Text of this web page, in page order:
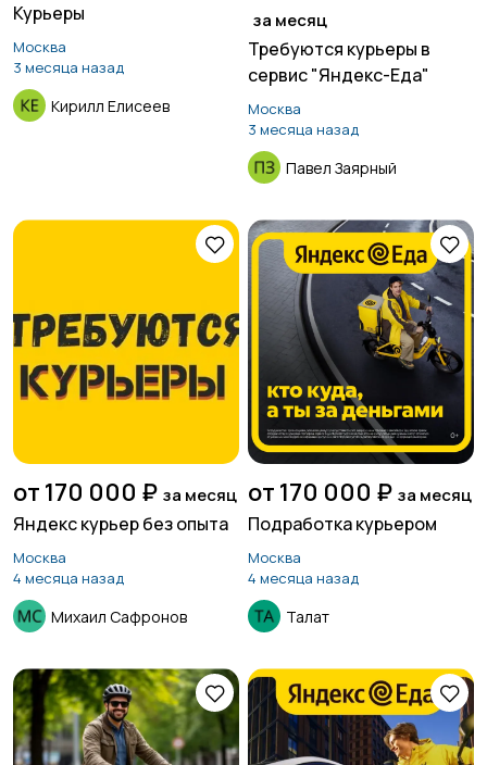
Курьеры
Москва
3 месяца назад
Кирилл Елисеев
за месяц
Требуются курьеры в
сервис "Яндекс-Еда"
Москва
3 месяца назад
Павел Заярный
от 170 000 ₽ за месяц
Яндекс курьер без опыта
Москва
4 месяца назад
Михаил Сафронов
от 170 000 ₽ за месяц
Подработка курьером
Москва
4 месяца назад
Талат